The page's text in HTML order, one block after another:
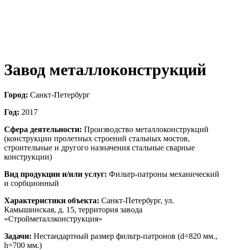
Завод металлоконструкций
Город: Санкт-Петербург
Год: 2017
Сфера деятельности: Производство металлоконструкций
(конструкции пролетных строений стальных мостов,
строительные и другого назначения стальные сварные
конструкции)
Вид продукции и/или услуг: Фильтр-патроны механический
и сорбционный
Характеристики объекта: Санкт-Петербург, ул.
Камышинская, д. 15, территория завода
«Стройметаллконструкция»
Задачи: Нестандартный размер фильтр-патронов (d=820 мм.,
h=700 мм.)